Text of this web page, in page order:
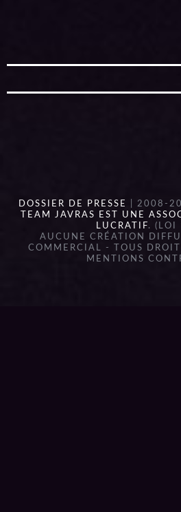
DOSSIER DE PRESSE
| 2008-
TEAM JAVRAS EST UNE
LUCRATIF. (LOI
AUCUNE CRÉATION
COMMERCIAL - TOUS
MENTIONS